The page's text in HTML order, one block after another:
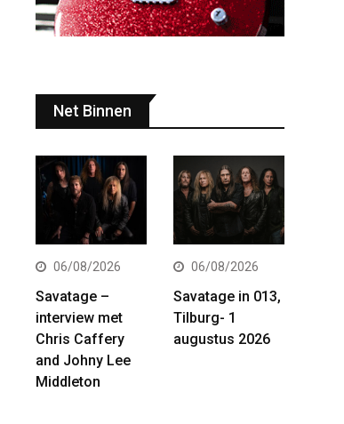
Net Binnen
06/08/2026
Savatage –
interview met
Chris Caffery
and Johny Lee
Middleton
06/08/2026
Savatage in 013,
Tilburg- 1
augustus 2026